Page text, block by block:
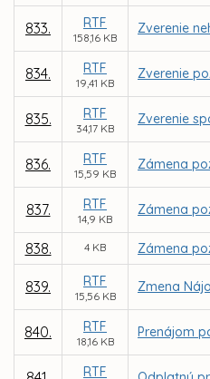
833. RTF
158,16 KB
Zverenie
834. RTF
19,41 KB
Zverenie
835. RTF
34,17 KB
Zverenie
836. RTF
15,59 KB
Zámena
837. RTF
14,9 KB
Zámena
838. 4 KB Zámena
839. RTF
15,56 KB
Zmena
840. RTF
18,16 KB
Prenájom
RTF